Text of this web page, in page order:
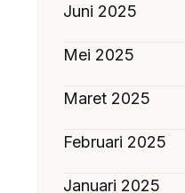
Juni 2025
Mei 2025
Maret 2025
Februari 2025
Januari 2025